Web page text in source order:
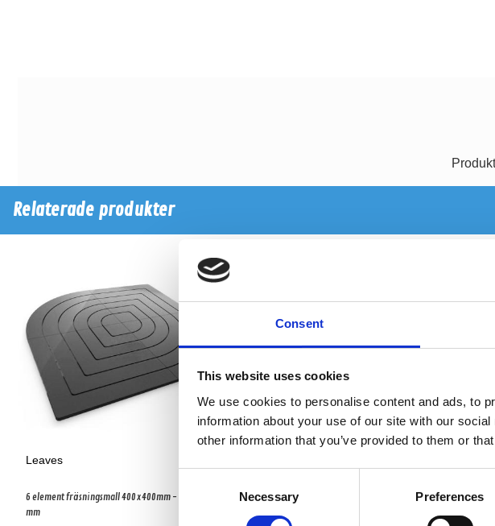
Consent
This website uses cookies
We use cookies to personalise content and ads, to
information about your use of our site with our
other information that you’ve provided to them or
Necessary Preferences
Relaterade produkter
Leaves
6 element fräsningsmall 400x400mm - 88x88
mm
5 element fräsningsmall 457x203mm -
152x50mm
4 element